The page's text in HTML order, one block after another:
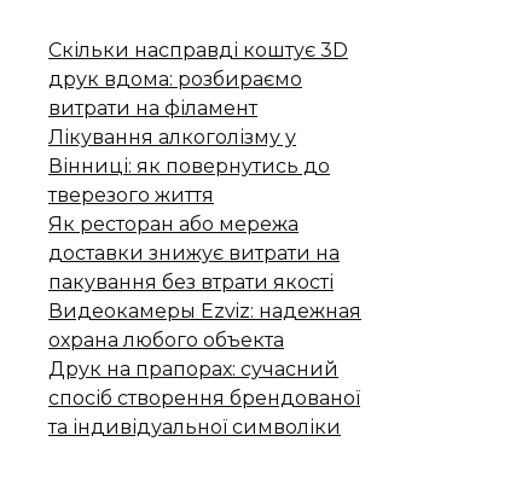
Скільки насправді коштує 3D
друк вдома: розбираємо
витрати на філамент
Лікування алкоголізму у
Вінниці: як повернутись до
тверезого життя
Як ресторан або мережа
доставки знижує витрати на
пакування без втрати якості
Видеокамеры Ezviz: надежная
охрана любого объекта
Друк на прапорах: сучасний
спосіб створення брендованої
та індивідуальної символіки